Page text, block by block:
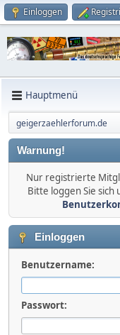
Einloggen
Hauptmenü
geigerzaehlerforum.de
Warnung!
Nur registrierte
Bitte loggen Sie
Einloggen
Benutzername:
Passwort: